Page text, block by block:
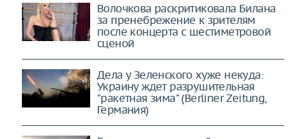
Волочкова раскритиковала Билана
за пренебрежение к зрителям
после концерта с шестиметровой
сценой
Дела у Зеленского хуже некуда:
Украину ждет разрушительная
"ракетная зима" (Berliner Zeitung,
Германия)